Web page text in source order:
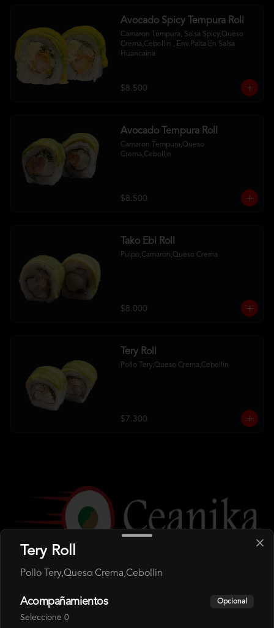
Avocado Spicy Tempura Roll
Camaron Tempura, Salsa Spicy,Queso
Crema,Cebollin , Env.Palta En Salsa
Huancaina
$8.500
Avocado Tempura Roll
Camaron Tempura,Queso
Crema,Cebollin
$8.500
Tako Ebi Roll
Pulpo,Camaron,Queso Crema
$8.000
Tery Roll
Pollo Tery,Queso Crema,Cebollin
$7.300
Conócenos
Despacho
Tery Roll
Pollo Tery,Queso Crema,Cebollin
Acompañamientos Opcional
Seleccione 0